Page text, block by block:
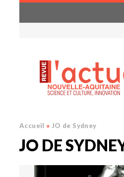
Accueil » JO de Sydney
JO DE